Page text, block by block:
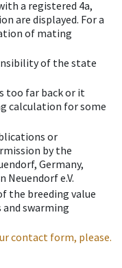
a registered 4a,
are displayed. For a
of mating
of the state
too far back or it
calculation for some
or
by the
Germany,
e.V.
the breeding value
swarming
contact form, please.